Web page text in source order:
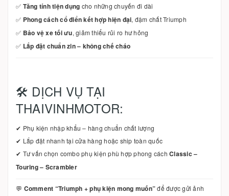
✅ Tăng tính tiện dụng cho những chuyến đi dài
✅ Phong cách cổ điển kết hợp hiện đại, đậm chất Triumph
✅ Bảo vệ xe tối ưu, giảm thiểu rủi ro hư hỏng
✅ Lắp đặt chuẩn zin – không chế cháo
🛠 DỊCH VỤ TẠI
THAIVINHMOTOR:
✔ Phụ kiện nhập khẩu – hàng chuẩn chất lượng
✔ Lắp đặt nhanh tại cửa hàng hoặc ship toàn quốc
✔ Tư vấn chọn combo phụ kiện phù hợp phong cách Classic –
Touring – Scrambler
💬 Comment “Triumph + phụ kiện mong muốn”để được gửi ảnh